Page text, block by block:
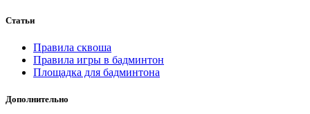
Статьи
Правила сквоша
Правила игры в бадминтон
Площадка для бадминтона
Дополнительно